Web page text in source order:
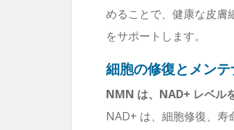
めることで、健康な皮膚
をサポートします。
細胞の修復とメン
NMN は、NAD+ レベル
NAD+ は、細胞修復、寿